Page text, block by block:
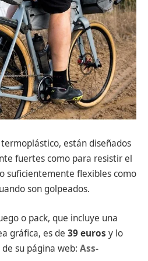
están diseñados
fuertes como para resistir el
suficientemente flexibles como
son golpeados.
o pack, que incluye una
gráfica, es de 39 euros y lo
su página web: Ass-